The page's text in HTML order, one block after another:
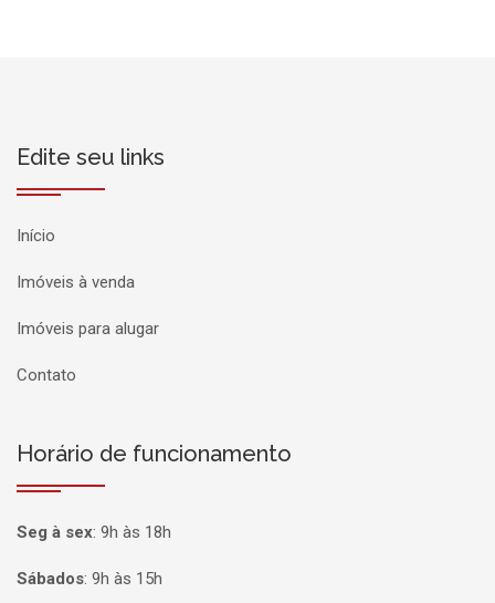
Edite seu links
Início
Imóveis à venda
Imóveis para alugar
Contato
Horário de funcionamento
Seg à sex: 9h às 18h
Sábados: 9h às 15h